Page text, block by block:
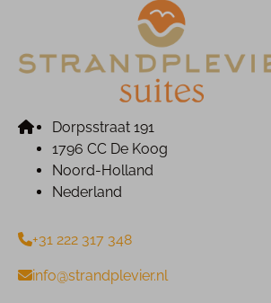
Dorpsstraat 191
1796 CC De Koog
Noord-Holland
Nederland
+31 222 317 348
info@strandplevier.nl